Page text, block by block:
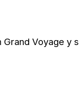
Voyage y